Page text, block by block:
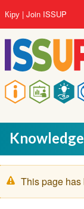
to
main
content
Main
navigation
User
account
menu
Кіру Join ISSUP
Warning
This page